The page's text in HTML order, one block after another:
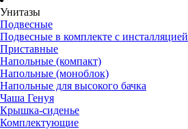
Унитазы
Подвесные
Подвесные в комплекте с инсталляцией
Приставные
Напольные (компакт)
Напольные (моноблок)
Напольные для высокого бачка
Чаша Генуя
Крышка-сиденье
Комплектующие